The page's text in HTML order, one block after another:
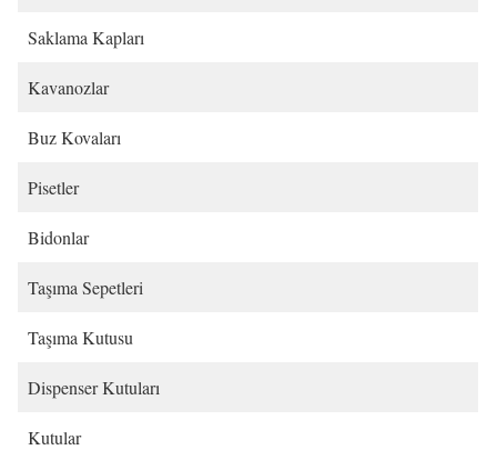
Saklama Kapları
Kavanozlar
Buz Kovaları
Pisetler
Bidonlar
Taşıma Sepetleri
Taşıma Kutusu
Dispenser Kutuları
Kutular